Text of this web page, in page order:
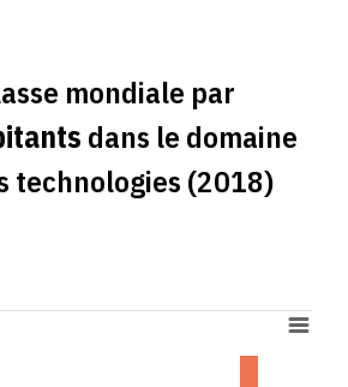
mondiale par
dans le domaine
technologies (2018)